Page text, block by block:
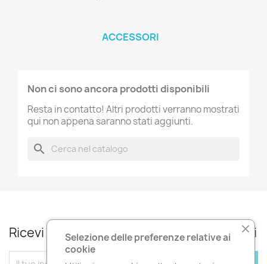
ACCESSORI
Non ci sono ancora prodotti disponibili
Resta in contatto! Altri prodotti verranno mostrati
qui non appena saranno stati aggiunti.
search
Ricevi le nostre novità e le offerte speciali
Selezione delle preferenze relative ai
cookie